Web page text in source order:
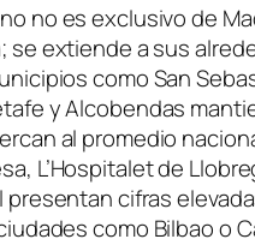
no es exclusivo de
se extiende a sus
como San
y Alcobendas
al promedio
L’Hospitalet de
presentan cifras
como Bilbao o